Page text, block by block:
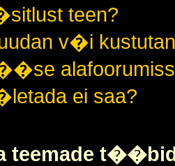
teen?
v�i
ei saa?
teemade